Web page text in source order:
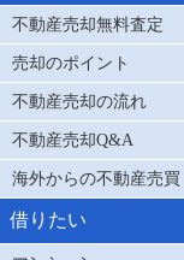
不動産売却無料査定
売却のポイント
不動産売却の流れ
不動産売却Q&A
海外からの不動産売買
借りたい